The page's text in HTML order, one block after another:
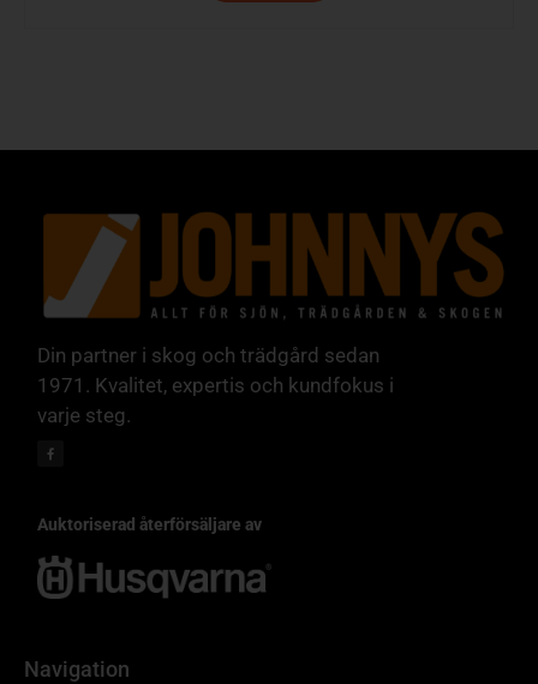
Din partner i skog och trädgård sedan
1971. Kvalitet, expertis och kundfokus i
varje steg.
Auktoriserad återförsäljare av
Navigation